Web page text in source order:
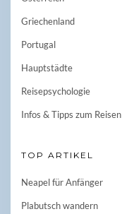
Griechenland
Portugal
Hauptstädte
Reisepsychologie
Infos & Tipps zum Reisen
TOP ARTIKEL
Neapel für Anfänger
Plabutsch wandern